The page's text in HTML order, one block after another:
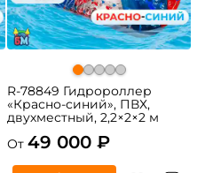
R-78849 Гидророллер
«Красно-синий», ПВХ,
двухместный, 2,2×2×2 м
От 49 000 ₽